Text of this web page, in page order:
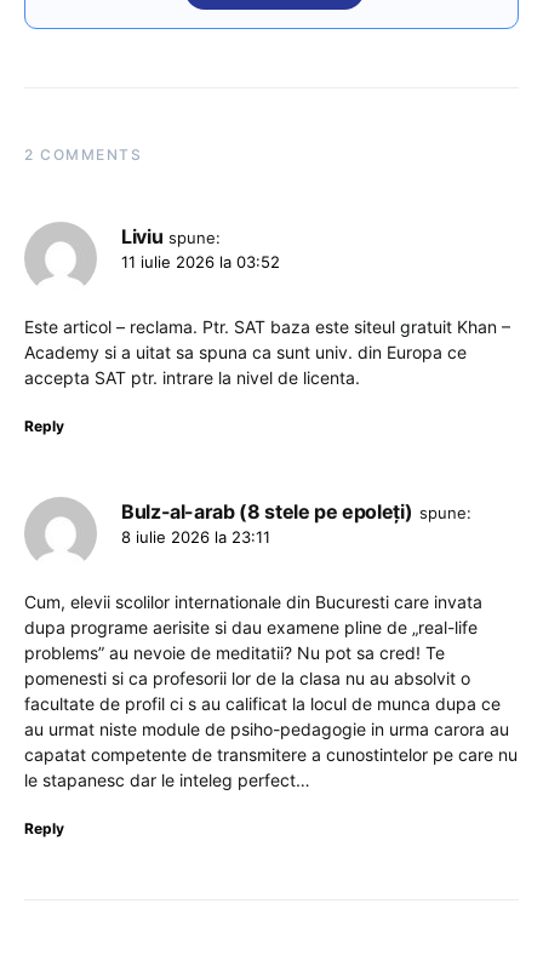
2 COMMENTS
Liviu spune:
11 iulie 2026 la 03:52
Este articol – reclama. Ptr. SAT baza este siteul gratuit Khan –
Academy si a uitat sa spuna ca sunt univ. din Europa ce
accepta SAT ptr. intrare la nivel de licenta.
Reply
Bulz-al-arab (8 stele pe epoleți) spune:
8 iulie 2026 la 23:11
Cum, elevii scolilor internationale din Bucuresti care invata
dupa programe aerisite si dau examene pline de „real-life
problems” au nevoie de meditatii? Nu pot sa cred! Te
pomenesti si ca profesorii lor de la clasa nu au absolvit o
facultate de profil ci s au calificat la locul de munca dupa ce
au urmat niste module de psiho-pedagogie in urma carora au
capatat competente de transmitere a cunostintelor pe care nu
le stapanesc dar le inteleg perfect…
Reply